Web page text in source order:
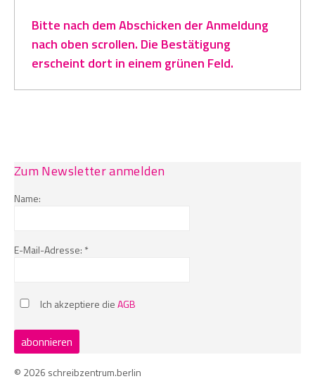
Bitte nach dem Abschicken der Anmeldung
nach oben scrollen. Die Bestätigung
erscheint dort in einem grünen Feld.
Zum Newsletter anmelden
Name:
E-Mail-Adresse: *
Ich akzeptiere dieAGB
© 2026 schreibzentrum.berlin